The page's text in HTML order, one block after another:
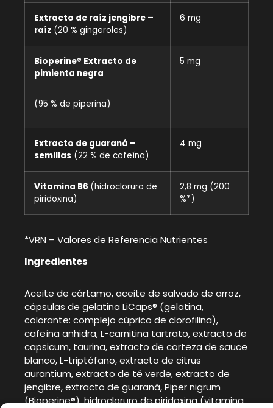
Extracto de raíz jengibre –
raíz (20 % gingeroles)
6 mg
Bioperine® Extracto de
pimienta negra
(95 % de piperina)
5 mg
Extracto de guaraná –
semillas (22 % de cafeína)
4 mg
Vitamina B6 (hidrocloruro de
piridoxina)
2,8 mg (200
%*)
*VRN – Valores de Referencia Nutrientes
Ingredientes
Aceite de cártamo, aceite de salvado de arroz,
cápsulas de gelatina LiCaps® (gelatina,
colorante: complejo cúprico de clorofilina),
cafeína anhidra, L-carnitina tartrato, extracto de
capsicum, taurina, extracto de corteza de sauce
blanco, L-triptófano, extracto de citrus
aurantium, extracto de té verde, extracto de
jengibre, extracto de guaraná, Piper nigrum
(Bioperine®), hidrocloruro de piridoxina (vitamina